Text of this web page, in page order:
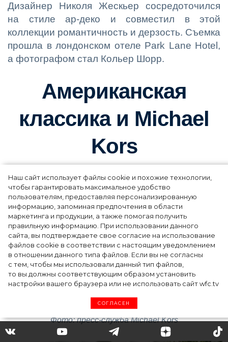
Наш сайт использует файлы cookie и похожие технологии,
чтобы гарантировать максимальное удобство
пользователям, предоставляя персонализированную
информацию, запоминая предпочтения в области
маркетинга и продукции, а также помогая получить
правильную информацию. При использовании данного
сайта, вы подтверждаете свое согласие на использование
файлов cookie в соответствии с настоящим уведомлением
в отношении данного типа файлов. Если вы не согласны
с тем, чтобы мы использовали данный тип файлов,
то вы должны соответствующим образом установить
настройки вашего браузера или не использовать сайт wfc.tv
СОГЛАСЕН
Дизайнер Николя Жескьер сосредоточился
на стиле ар-деко и совместил в этой
коллекции романтичность и дерзость. Съемка
прошла в лондонском отеле Park Lane Hotel,
а фотографом стал Кольер Шорр.
Американская
классика и Michael
Kors
Фото: пресс-служба Michael Kors